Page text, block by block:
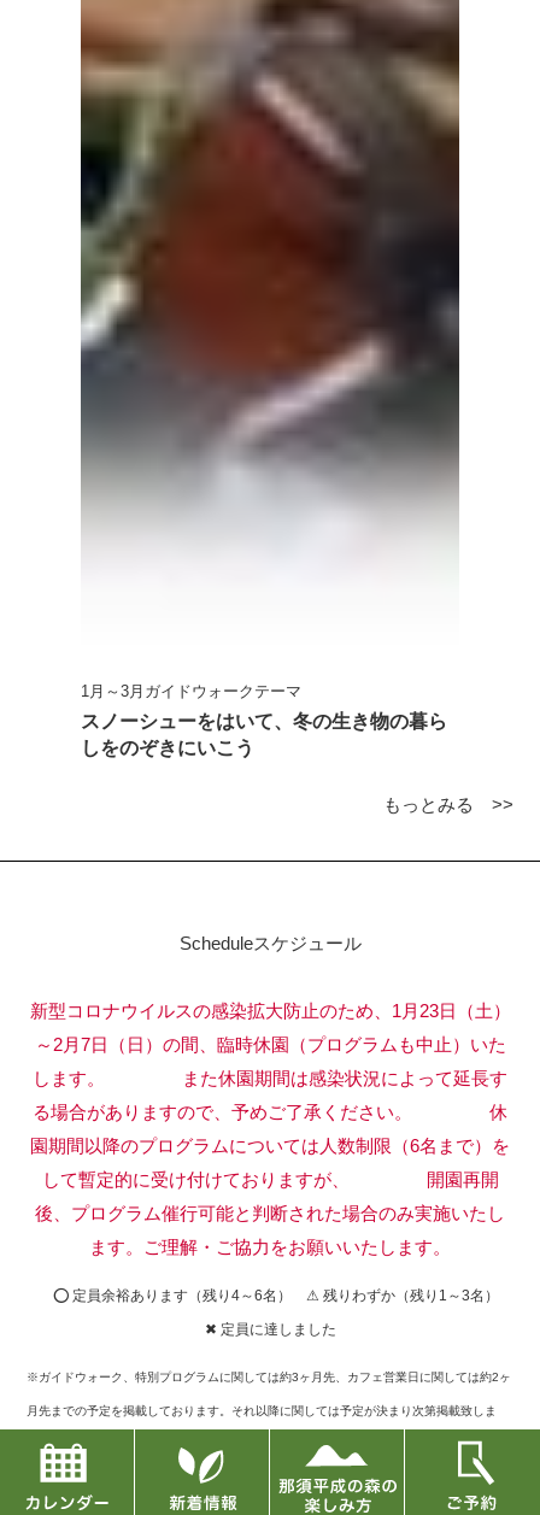
1月～3月ガイドウォークテーマ
スノーシューをはいて、冬の生き物の暮ら
しをのぞきにいこう
もっとみる >>
Scheduleスケジュール
新型コロナウイルスの感染拡大防止のため、1月23日（土）
～2月7日（日）の間、臨時休園（プログラムも中止）いた
します。
また休園期間は感染状況によって延長す
る場合がありますので、予めご了承ください。
休
園期間以降のプログラムについては人数制限（6名まで）を
して暫定的に受け付けておりますが、
開園再開
後、プログラム催行可能と判断された場合のみ実施いたし
ます。ご理解・ご協力をお願いいたします。
⭕ 定員余裕あります（残り4～6名） ⚠ 残りわずか（残り1～3名）
✖ 定員に達しました
※ガイドウォーク、特別プログラムに関しては約3ヶ月先、カフェ営業日に関しては約2ヶ
月先までの予定を掲載しております。それ以降に関しては予定が決まり次第掲載致しま
す。
※定員に達したものに関してキャンセルが出た場合には再募集もございますので、お問い
合せフォームまたはお電話でご確認下さい。